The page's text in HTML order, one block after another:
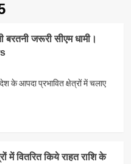
बरतनी जरूरी सीएम धामी।
के आपदा प्रभावित क्षेत्रों में चलाए
में वितरित किये राहत राशि के